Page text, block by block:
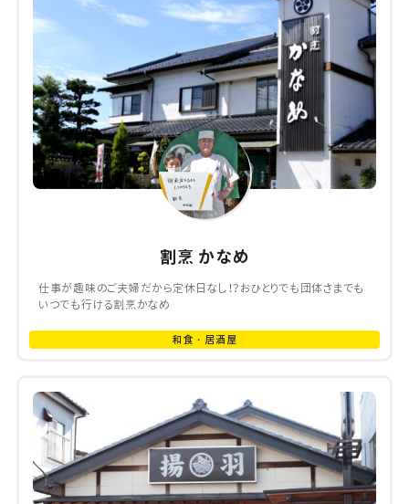
割烹 かなめ
仕事が趣味のご夫婦だから定休日なし！？おひとりでも団体さまでも
いつでも行ける割烹かなめ
和食・居酒屋